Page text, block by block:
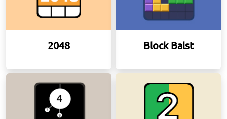
2048 Block Balst